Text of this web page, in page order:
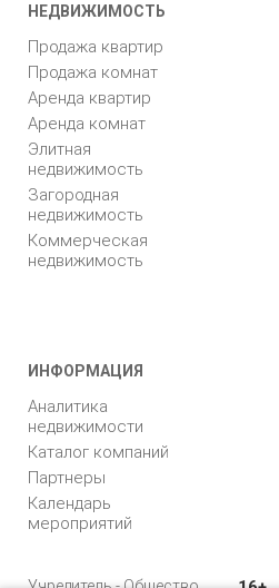
НЕДВИЖИМОСТЬ
Продажа квартир
Продажа комнат
Аренда квартир
Аренда комнат
Элитная
недвижимость
Загородная
недвижимость
Коммерческая
недвижимость
ИНФОРМАЦИЯ
Аналитика
недвижимости
Каталог компаний
Партнеры
Календарь
мероприятий